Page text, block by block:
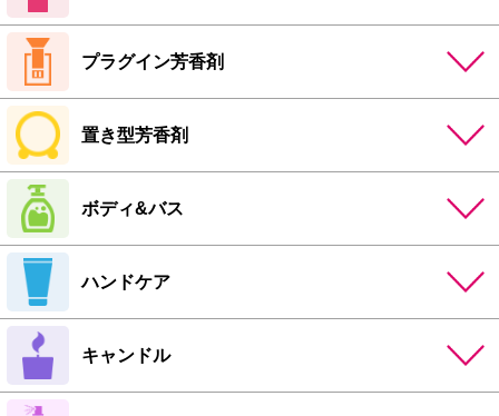
プラグイン芳香剤
置き型芳香剤
ボディ&バス
ハンドケア
キャンドル